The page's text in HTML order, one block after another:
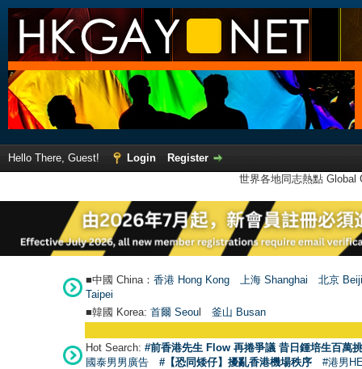
Hello There, Guest! Login
Register
世界各地同志熱點
■中國 China： 香港 Hong Kong 上海 Shanghai
北京
Taipei
■韓國 Korea: 首爾 Seoul 釜山 Busan
Hot Search: #前香港先生 Flow 再捲爭議 昔日鍾培生百萬
國泰男男廣告
#【恐同矮仔】擾亂香港機場秩序 #港男